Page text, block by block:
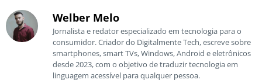
Welber Melo
Jornalista e redator especializado em tecnologia para o
consumidor. Criador do Digitalmente Tech, escreve sobre
smartphones, smart TVs, Windows, Android e eletrônicos
desde 2023, com o objetivo de traduzir tecnologia em
linguagem acessível para qualquer pessoa.